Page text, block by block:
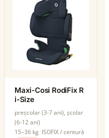
Maxi-Cosi RodiFix R
i-Size
preșcolar (3-7 ani), școlar
(6-12 ani)
15–36 kg ISOFIX / centură